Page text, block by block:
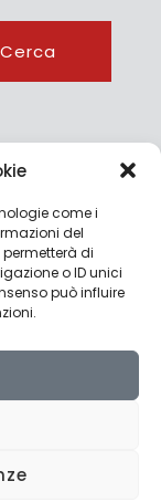
come i
del
di
o ID unici
può influire
Cerca
- P.IVA